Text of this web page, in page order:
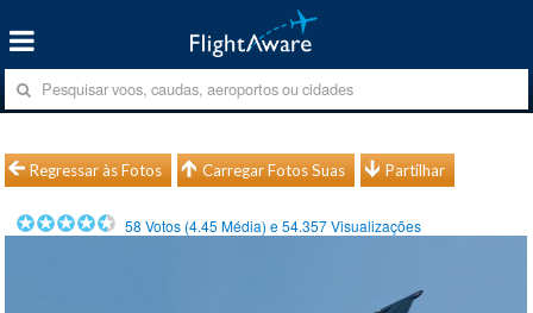
Regressar às Fotos Carregar Fotos Suas Partilhar
58 Votos (4.45 Média) e54.357Visualizações